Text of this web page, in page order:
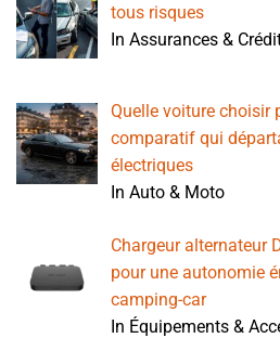
tous risques
In Assurances &
Quelle voiture choisir
comparatif qui
électriques
In Auto & Moto
Chargeur alternateur
pour une autonomie
camping-car
In Équipements &